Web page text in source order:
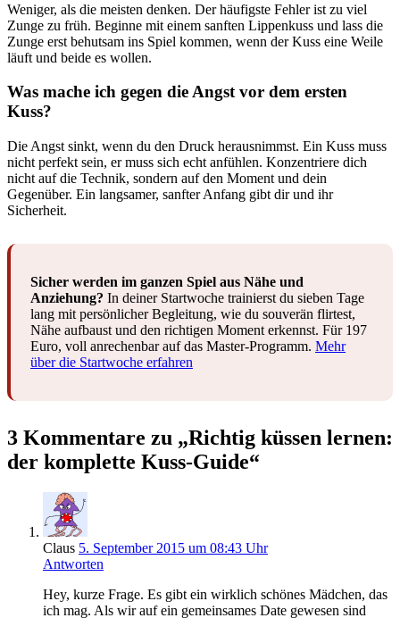
Weniger, als die meisten denken. Der häufigste Fehler ist zu viel
Zunge zu früh. Beginne mit einem sanften Lippenkuss und lass die
Zunge erst behutsam ins Spiel kommen, wenn der Kuss eine Weile
läuft und beide es wollen.
Was mache ich gegen die Angst vor dem ersten
Kuss?
Die Angst sinkt, wenn du den Druck herausnimmst. Ein Kuss muss
nicht perfekt sein, er muss sich echt anfühlen. Konzentriere dich
nicht auf die Technik, sondern auf den Moment und dein
Gegenüber. Ein langsamer, sanfter Anfang gibt dir und ihr
Sicherheit.
Sicher werden im ganzen Spiel aus Nähe und
Anziehung? In deiner Startwoche trainierst du sieben Tage
lang mit persönlicher Begleitung, wie du souverän flirtest,
Nähe aufbaust und den richtigen Moment erkennst. Für 197
Euro, voll anrechenbar auf das Master-Programm. Mehr
über die Startwoche erfahren
3 Kommentare zu „Richtig küssen lernen:
der komplette Kuss-Guide“
Claus 5. September 2015 um 08:43 Uhr
Antworten
Hey, kurze Frage. Es gibt ein wirklich schönes Mädchen, das
ich mag. Als wir auf ein gemeinsames Date gewesen sind